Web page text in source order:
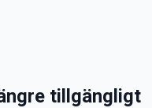
tillgängligt